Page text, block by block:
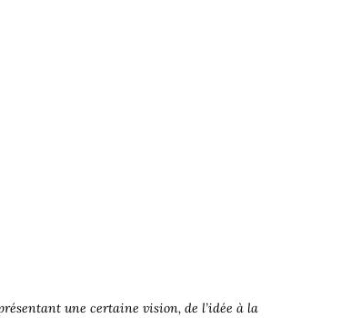
une certaine vision, de l’idée à la